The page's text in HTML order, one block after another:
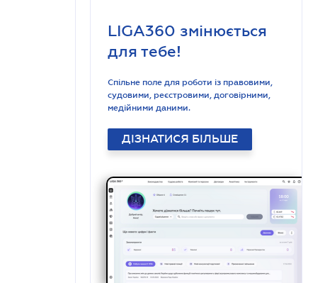
LIGA360 змінюється
для тебе!
Спільне поле для роботи із правовими,
судовими, реєстровими, договірними,
медійними даними.
ДІЗНАТИСЯ БІЛЬШЕ